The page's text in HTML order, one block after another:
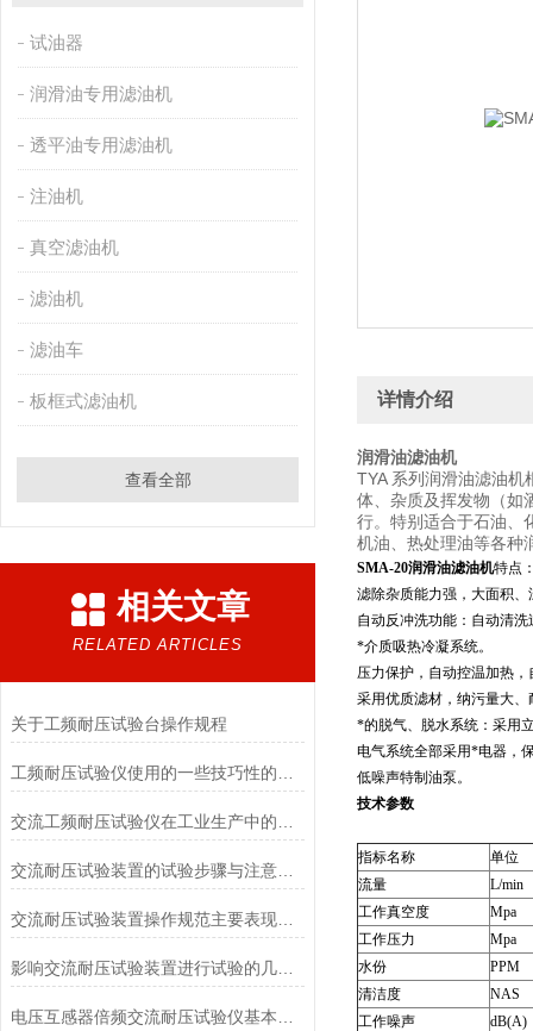
试油器
润滑油专用滤油机
透平油专用滤油机
注油机
真空滤油机
滤油机
滤油车
板框式滤油机
查看全部
相关文章
RELATED ARTICLES
关于工频耐压试验台操作规程
交流耐压试验装置的试验步骤与注意事项
交流耐压试验装置操作规范主要表现在哪些方面？
影响交流耐压试验装置进行试验的几个因素
详情介绍
润滑油滤油机
TYA 系列润滑油滤油
体、杂质及挥发物（如
行。特别适合于石油、
机油、热处理油等各种
SMA-20润滑油滤油机特点
滤除杂质能力强，大面积
自动反冲洗功能：自动清
*介质吸热冷凝系统。
压力保护，自动控温加热
采用优质滤材，纳污量大
*的脱气、脱水系统：采用
电气系统全部采用*电器，
低噪声特制油泵。
技术参数
指标名称
单位
流量
L/min
工作真空度
Mpa
工作压力
Mpa
水份
PPM
清洁度
NAS
工作噪声
dB(A)